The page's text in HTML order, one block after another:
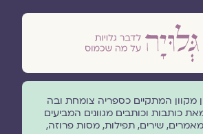
מקוון המתקיים כספריה צומחת ובה
כותבות וכותבים מגוונים המביעים
שירים, תפילות, מסות פרוזה,